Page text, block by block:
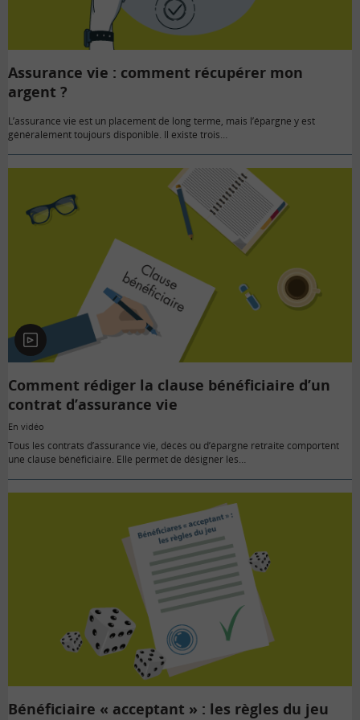
Assurance vie : comment récupérer mon
argent ?
L’assurance vie est un placement de long terme, mais l’épargne y est
généralement toujours disponible. Il existe trois…
En
vidéo
Comment rédiger la clause bénéficiaire d’un
contrat d’assurance vie
En vidéo
Tous les contrats d’assurance vie, décès ou d’épargne retraite comportent
une clause bénéficiaire. Elle permet de désigner les…
Bénéficiaire « acceptant » : les règles du jeu